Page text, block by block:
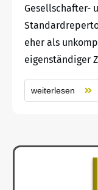
Gesellschafter-
eher als
eigenständiger
weiterlesen